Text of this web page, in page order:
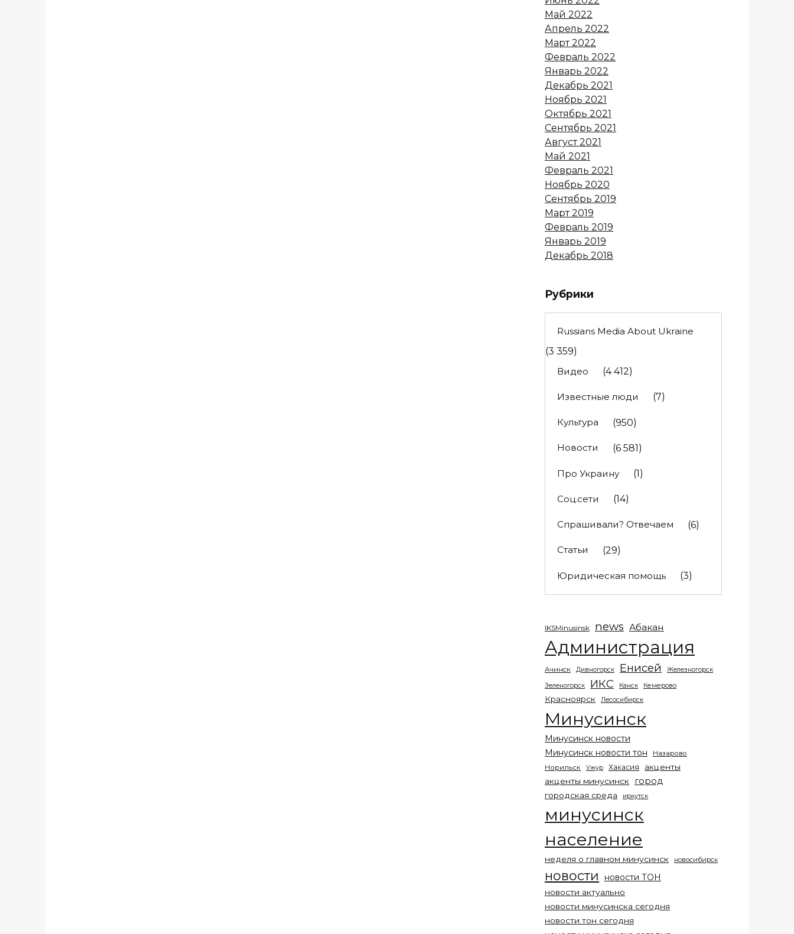
Май 2022
Апрель 2022
Март 2022
Февраль 2022
Январь 2022
Декабрь 2021
Ноябрь 2021
Октябрь 2021
Сентябрь 2021
Август 2021
Май 2021
Февраль 2021
Ноябрь 2020
Сентябрь 2019
Март 2019
Февраль 2019
Январь 2019
Декабрь 2018
Рубрики
Russians Media About Ukraine
(3 359)
Видео
(4 412)
Известные люди (7)
Культура (950)
Новости (6 581)
Про Украину (1)
Соц.сети (14)
Спрашивали? Отвечаем (6)
Статьи (29)
Юридическая помощь (3)
IKSMinusinsk news Абакан
Администрация
Ачинск Дивногорск Енисей Железногорск
Зеленогорск ИКС Канск Кемерово
Красноярск Лесосибирск
Минусинск
Минусинск новости
Минусинск новости тон
Назарово
Норильск
Ужур Хакасия
акценты
акценты минусинск
город
городская среда иркутск
минусинск
население
неделя о главном минусинск новосибирск
новости новости ТОН
новости актуально
новости минусинска сегодня
новости тон сегодня